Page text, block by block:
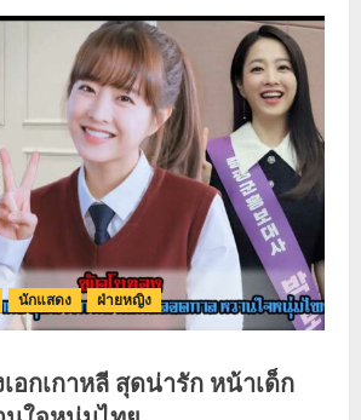
นักแสดง ฝ่ายหญิง
อกเกาหลี สุดน่ารัก หน้าเด็ก